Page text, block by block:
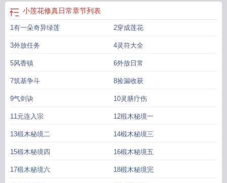
花小莲花修真日常by爱喝甜酒小莲花是什么意思?
片莲花拂尘修真小莲花的修真日常想不想修真莲花怎么获得小莲花阿修罗小
莲花修真日常作者爱喝甜酒
小莲花修真日常爱喝甜酒
花人
小莲花修真日常by爱喝甜酒免费阅读主角修炼莲花的
小莲花修真日常章节列表
1有一朵奇异绿莲 2穿成莲花
3外放任务 4灵符大全
5风香镇 6外放日常
7筑基争斗 8捡漏收获
9气剑诀 10灵膳疗伤
11元连入宗 12椴木秘境一
13椴木秘境二 14椴木秘境三
15椴木秘境四 16椴木秘境五
17椴木秘境六 18椴木秘境完